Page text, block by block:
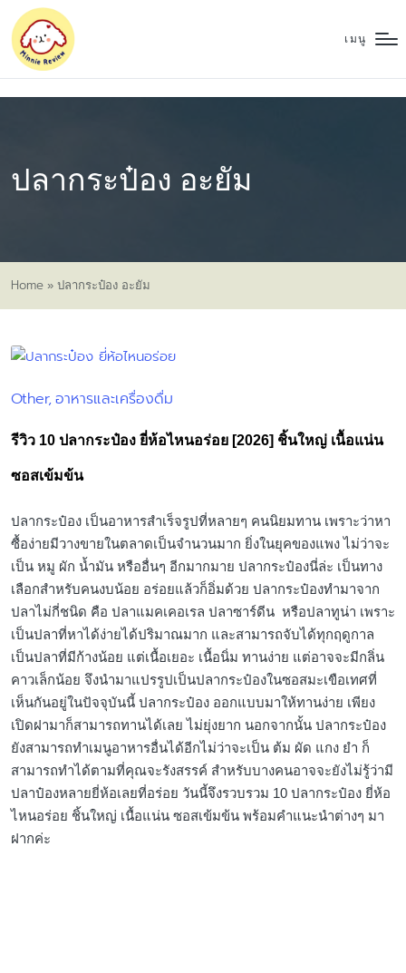
เมนู
ปลากระป๋อง อะยัม
Home » ปลากระป๋อง อะยัม
Posted
Other อาหารและเครื่องดื่ม
รีวิว 10 ปลากระป๋อง ยี่ห้อไหนอร่อย [2026] ชิ้นใหญ่ เนื้อแน่น
ซอสเข้มข้น
ปลากระป๋อง เป็นอาหารสำเร็จรูปที่หลายๆ คนนิยมทาน เพราะว่าหา
ซื้อง่ายมีวางขายในตลาดเป็นจำนวนมาก ยิ่งในยุคของแพง ไม่ว่าจะ
เป็น หมู ผัก น้ำมัน หรืออื่นๆ อีกมากมาย ปลากระป๋องนี่ล่ะ เป็นทาง
เลือกสำหรับคนงบน้อย อร่อยแล้วก็อิ่มด้วย ปลากระป๋องทำมาจาก
ปลาไม่กี่ชนิด คือ ปลาแมคเคอเรล ปลาซาร์ดีน หรือปลาทูน่า เพราะ
เป็นปลาที่หาได้ง่ายได้ปริมาณมาก และสามารถจับได้ทุกฤดูกาล
เป็นปลาที่มีก้างน้อย แต่เนื้อเยอะ เนื้อนิ่ม ทานง่าย แต่อาจจะมีกลิ่น
คาวเล็กน้อย จึงนำมาแปรรูปเป็นปลากระป๋องในซอสมะเขือเทศที่
เห็นกันอยู่ในปัจจุบันนี้ ปลากระป๋อง ออกแบบมาให้ทานง่าย เพียง
เปิดฝามาก็สามารถทานได้เลย ไม่ยุ่งยาก นอกจากนั้น ปลากระป๋อง
ยังสามารถทำเมนูอาหารอื่นได้อีกไม่ว่าจะเป็น ต้ม ผัด แกง ยำ ก็
สามารถทำได้ตามที่คุณจะรังสรรค์ สำหรับบางคนอาจจะยังไม่รู้ว่ามี
ปลาป๋องหลายยี่ห้อเลยที่อร่อย วันนี้จึงรวบรวม 10 ปลากระป๋อง ยี่ห้อ
ไหนอร่อย ชิ้นใหญ่ เนื้อแน่น ซอสเข้มข้น พร้อมคำแนะนำต่างๆ มา
ฝากค่ะ